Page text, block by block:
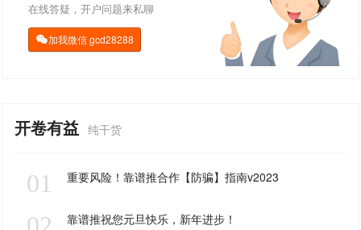
在线答疑，开户问题来私聊
加我微信gcd28288
开卷有益 纯干货
01 重要风险！靠谱推合作【防骗】指南v2023
靠谱推祝您元旦快乐，新年进步！